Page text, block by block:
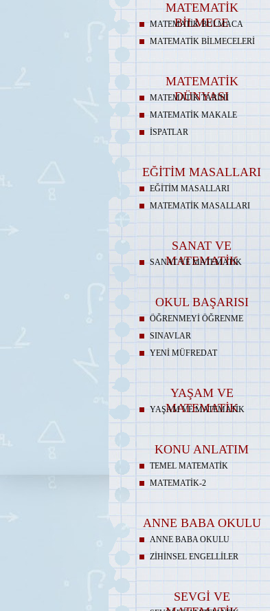
MATEMATİK
BİLMECE
MATEMATİK BULMACA
MATEMATİK BİLMECELERİ
MATEMATİK
DÜNYASI
MATEMATİK TARİHİ
MATEMATİK MAKALE
İSPATLAR
EĞİTİM MASALLARI
EĞİTİM MASALLARI
MATEMATİK MASALLARI
SANAT VE
MATEMATİK
SANAT VE MATEMATİK
OKUL BAŞARISI
ÖĞRENMEYİ ÖĞRENME
SINAVLAR
YENİ MÜFREDAT
YAŞAM VE
MATEMATİK
YAŞAM VE MATEMATİK
KONU ANLATIM
TEMEL MATEMATİK
MATEMATİK-2
ANNE BABA OKULU
ANNE BABA OKULU
ZİHİNSEL ENGELLİLER
SEVGİ VE